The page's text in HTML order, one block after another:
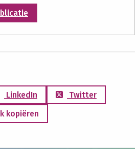
LinkedIn
Twitter
kopiëren